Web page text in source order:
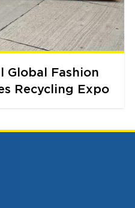
Global Fashion
Recycling Expo